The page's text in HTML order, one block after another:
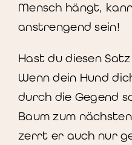
Mensch hängt,
anstrengend sein!
Hast du diesen
Wenn dein Hund
durch die Gegend
Baum zum
zerrt er auch nur